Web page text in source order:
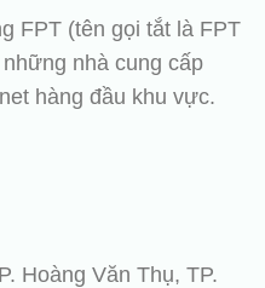
FPT (tên gọi tắt là FPT
nhà cung cấp
hàng đầu khu vực.
Hoàng Văn Thụ, TP.